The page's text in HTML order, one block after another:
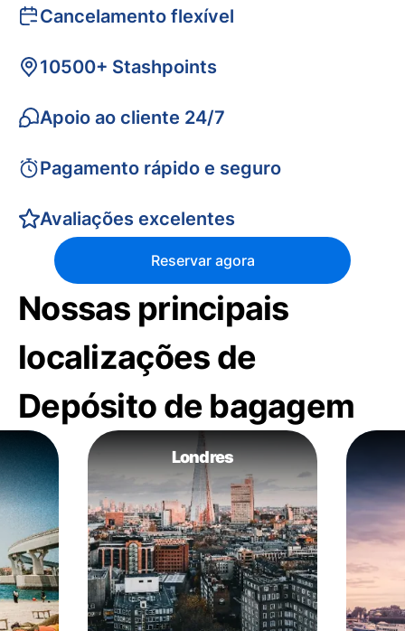
Cancelamento flexível
10500+ Stashpoints
Apoio ao cliente 24/7
Pagamento rápido e seguro
Avaliações excelentes
Reservar agora
Nossas principais
localizações de
Depósito de bagagem
Londres